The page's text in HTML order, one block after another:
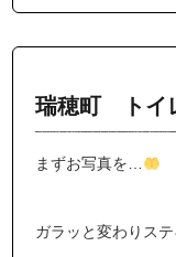
瑞穂町 トイ
まずお写真を…
ガラッと変わりス